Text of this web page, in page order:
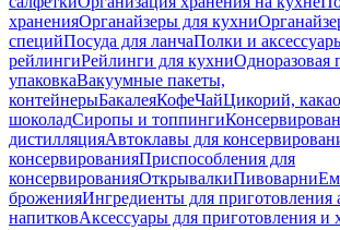
храненияОрганайзеры для кухни
специйПосуда для ланчаПолки и
рейлингиРейлинги для кухниОдноразовая
упаковкаВакуумные пакеты,
контейнерыБакалеяКофеЧайЦикорий,
шоколадСиропы и топпинги
дистилляцияАвтоклавы для
консервированияПриспособления для
консервированияОткрывалкиПивоварни
броженияИнгредиенты для приготовления
напитковАксессуары для приготовления и